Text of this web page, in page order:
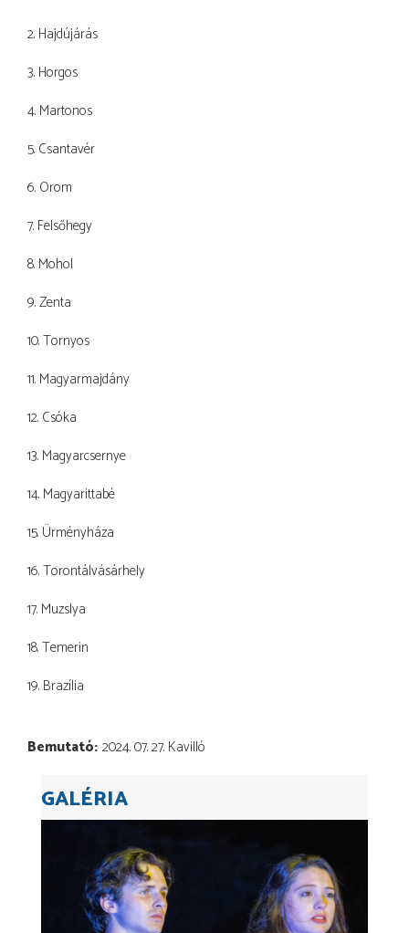
2. Hajdújárás
3. Horgos
4. Martonos
5. Csantavér
6. Orom
7. Felsőhegy
8. Mohol
9. Zenta
10. Tornyos
11. Magyarmajdány
12. Csóka
13. Magyarcsernye
14. Magyarittabé
15. Ürményháza
16. Torontálvásárhely
17. Muzslya
18. Temerin
19. Brazília
Bemutató 2024. 07. 27. Kavilló
GALÉRIA